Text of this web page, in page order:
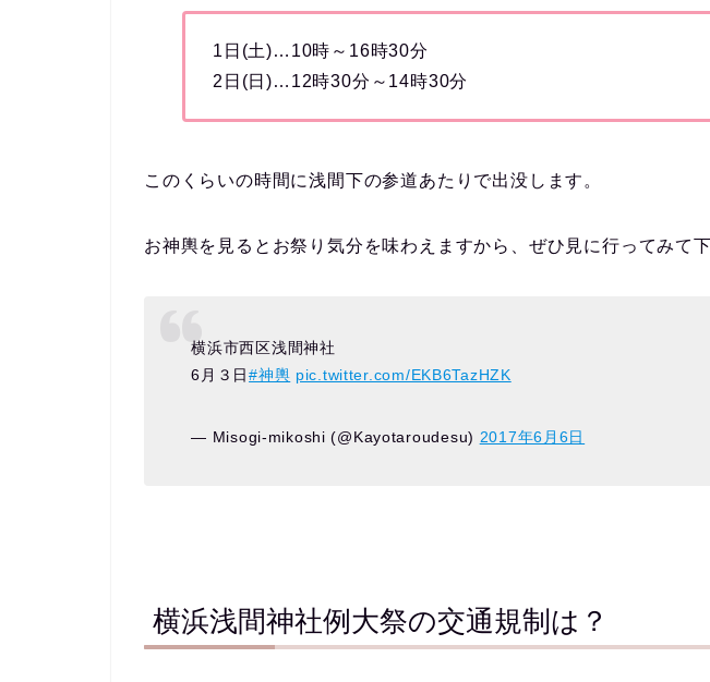
1日(土)…10時～16時30分
2日(日)…12時30分～14時30分
このくらいの時間に浅間下の参道あたりで出没します。
お神輿を見るとお祭り気分を味わえますから、ぜひ見に行ってみて
横浜市西区浅間神社
6月３日#神輿 pic.twitter.com/EKB6TazHZK
— Misogi-mikoshi (@Kayotaroudesu) 2017年6月6日
横浜浅間神社例大祭の交通規制は？